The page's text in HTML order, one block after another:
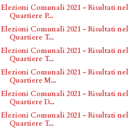
Elezioni Comunali 2021 - Risultati nel
Quartiere P...
Elezioni Comunali 2021 - Risultati nel
Quartiere T...
Elezioni Comunali 2021 - Risultati nel
Quartiere T...
Elezioni Comunali 2021 - Risultati nel
Quartiere M...
Elezioni Comunali 2021 - Risultati nel
Quartiere D...
Elezioni Comunali 2021 - Risultati nel
Quartiere T...